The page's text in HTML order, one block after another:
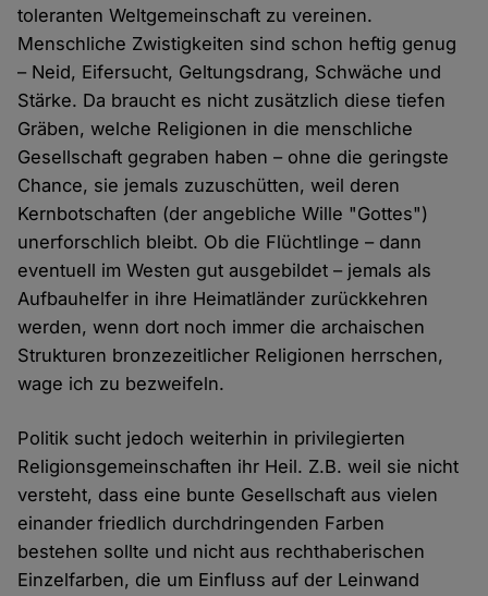
toleranten Weltgemeinschaft zu vereinen.
Menschliche Zwistigkeiten sind schon heftig genug
– Neid, Eifersucht, Geltungsdrang, Schwäche und
Stärke. Da braucht es nicht zusätzlich diese tiefen
Gräben, welche Religionen in die menschliche
Gesellschaft gegraben haben – ohne die geringste
Chance, sie jemals zuzuschütten, weil deren
Kernbotschaften (der angebliche Wille "Gottes")
unerforschlich bleibt. Ob die Flüchtlinge – dann
eventuell im Westen gut ausgebildet – jemals als
Aufbauhelfer in ihre Heimatländer zurückkehren
werden, wenn dort noch immer die archaischen
Strukturen bronzezeitlicher Religionen herrschen,
wage ich zu bezweifeln.
Politik sucht jedoch weiterhin in privilegierten
Religionsgemeinschaften ihr Heil. Z.B. weil sie nicht
versteht, dass eine bunte Gesellschaft aus vielen
einander friedlich durchdringenden Farben
bestehen sollte und nicht aus rechthaberischen
Einzelfarben, die um Einfluss auf der Leinwand